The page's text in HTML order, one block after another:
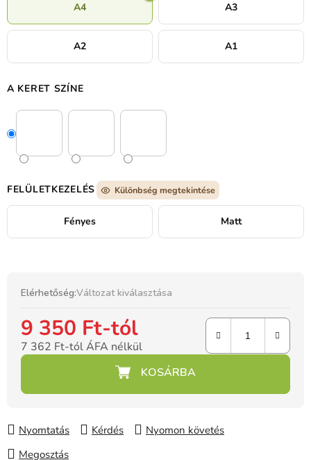
A4 A3
A2 A1
A KERET SZÍNE
FELÜLETKEZELÉS Különbség megtekintése
Fényes Matt
Elérhetőség:Változat kiválasztása
9 350 Ft-tól
7 362 Ft-tól ÁFA nélkül
Nyomtatás Kérdés
Nyomon követés
Megosztás